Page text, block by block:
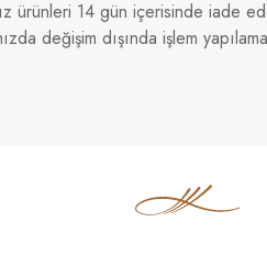
ürünleri 14 gün içerisinde iade
değişim dışında işlem